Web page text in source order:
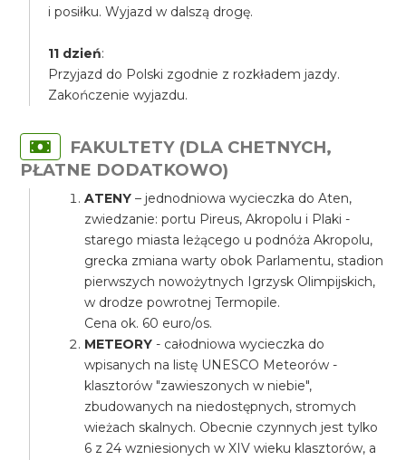
i posiłku. Wyjazd w dalszą drogę.
11 dzień:
Przyjazd do Polski zgodnie z rozkładem jazdy.
Zakończenie wyjazdu.
FAKULTETY (DLA CHETNYCH,
PŁATNE DODATKOWO)
ATENY– jednodniowa wycieczka do Aten,
zwiedzanie: portu Pireus, Akropolu i Plaki -
starego miasta leżącego u podnóża Akropolu,
grecka zmiana warty obok Parlamentu, stadion
pierwszych nowożytnych Igrzysk Olimpijskich,
w drodze powrotnej Termopile.
Cena ok. 60 euro/os.
METEORY- całodniowa wycieczka do
wpisanych na listę UNESCO Meteorów -
klasztorów "zawieszonych w niebie",
zbudowanych na niedostępnych, stromych
wieżach skalnych. Obecnie czynnych jest tylko
6 z 24 wzniesionych w XIV wieku klasztorów, a